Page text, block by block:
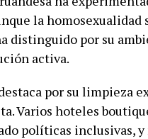
la
distinguido por su
activa.
por su limpieza
Varios hoteles
políticas inclusivas,